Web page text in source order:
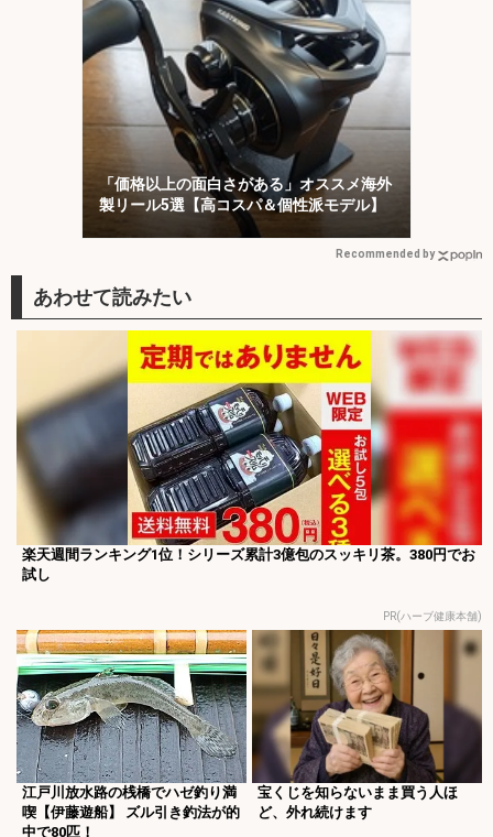
「価格以上の面白さがある」オススメ海外
製リール5選【高コスパ＆個性派モデル】
Recommended by
楽天週間ランキング1位！シリーズ累計3億包のスッキリ茶。380円でお
試し
PR(ハーブ健康本舗)
江戸川放水路の桟橋でハゼ釣り満
喫【伊藤遊船】 ズル引き釣法が的
中で80匹！
宝くじを知らないまま買う人ほ
ど、外れ続けます